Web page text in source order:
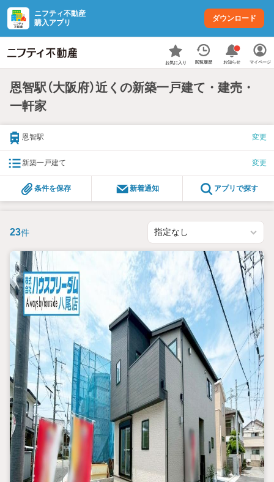
ニフティ不動産
購入アプリ
ダウンロード
お気に入り 閲覧履歴 お知らせ マイページ
恩智駅（大阪府）近くの新築一戸建て・建売・
一軒家
恩智駅 変更
新築一戸建て 変更
条件を保存 新着通知 アプリで探す
23件